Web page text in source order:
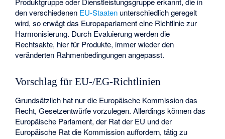
den verschiedenen EU-Staaten unterschiedlich geregelt
wird, so erwägt das Europaparlament eine Richtlinie zur
Harmonisierung. Durch Evaluierung werden die
Rechtsakte, hier für Produkte, immer wieder den
veränderten Rahmenbedingungen angepasst.
Vorschlag für EU-/EG-Richtlinien
Grundsätzlich hat nur die Europäische Kommission das
Recht, Gesetzentwürfe vorzulegen. Allerdings können das
Europäische Parlament, der Rat der EU und der
Europäische Rat die Kommission auffordern, tätig zu